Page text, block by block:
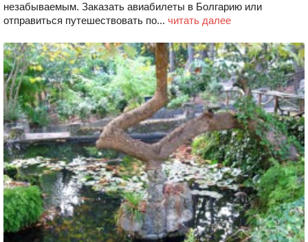
незабываемым. Заказать авиабилеты в Болгарию или
отправиться путешествовать по... читать далее